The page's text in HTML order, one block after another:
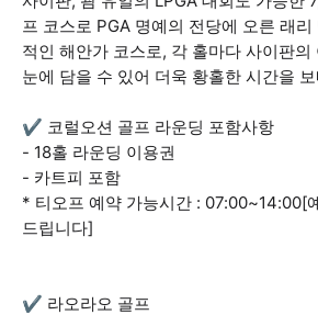
프 코스로 PGA 명예의 전당에 오른 래
적인 해안가 코스로, 각 홀마다 사이판
눈에 담을 수 있어 더욱 황홀한 시간을
✔️ 코럴오션 골프 라운딩 포함사항
- 18홀 라운딩 이용권
- 카트피 포함
* 티오프 예약 가능시간 : 07:00~14:00[
드립니다]
✔️ 라오라오 골프